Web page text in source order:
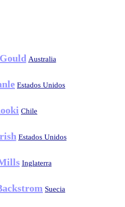
Australia
Estados Unidos
Chile
Estados Unidos
Inglaterra
Suecia